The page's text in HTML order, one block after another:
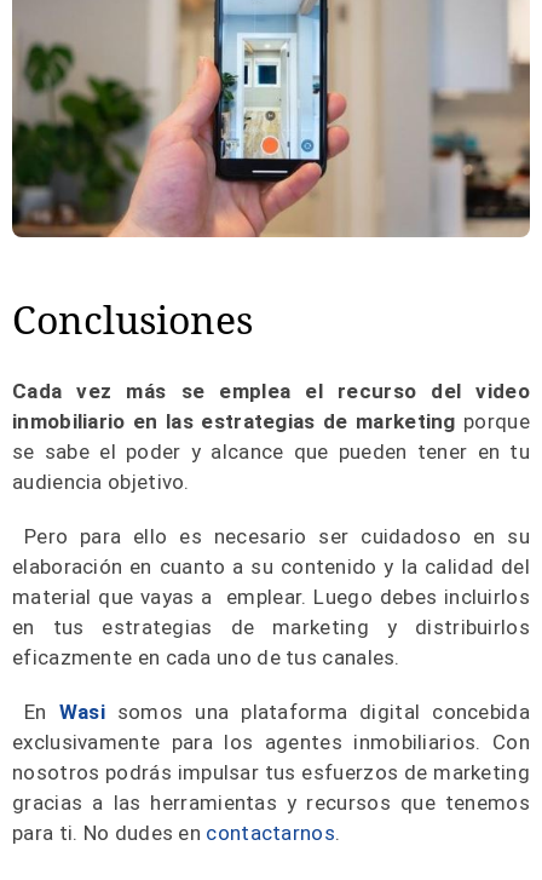
Conclusiones
Cada vez más se emplea el recurso del video
inmobiliario en las estrategias de marketing porque
se sabe el poder y alcance que pueden tener en tu
audiencia objetivo.
Pero para ello es necesario ser cuidadoso en su
elaboración en cuanto a su contenido y la calidad del
material que vayas a emplear. Luego debes incluirlos
en tus estrategias de marketing y distribuirlos
eficazmente en cada uno de tus canales.
En Wasisomos una plataforma digital concebida
exclusivamente para los agentes inmobiliarios. Con
nosotros podrás impulsar tus esfuerzos de marketing
gracias a las herramientas y recursos que tenemos
para ti. No dudes en contactarnos.